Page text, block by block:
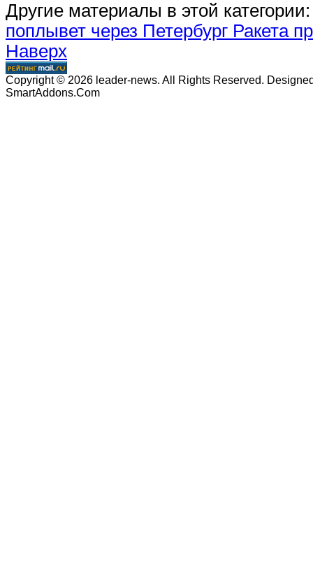
Другие материалы в этой категории:
поплывет через Петербург Ракета
Наверх
Copyright © 2026 leader-news. All Rights Reserved.
SmartAddons.Com